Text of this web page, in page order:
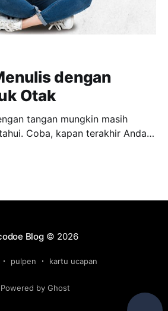
dengan
Otak
tangan mungkin masih
Coba, kapan terakhir Anda
Blog© 2026
pulpen kartu ucapan
Powered by Ghost